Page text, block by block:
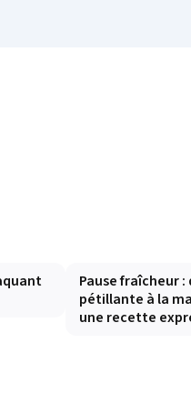
Pause fraîcheur
pétillante à la
une recette